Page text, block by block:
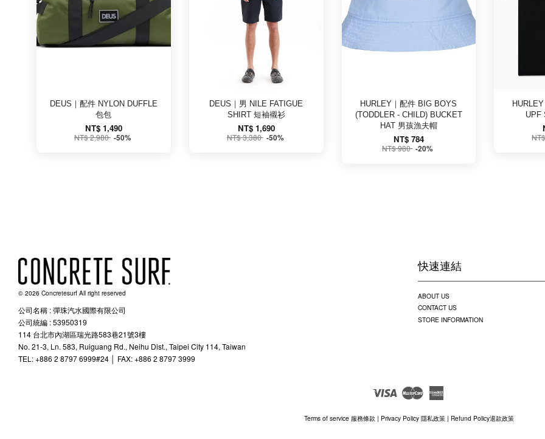
DEUS｜配件 NYLON DUFFLE
包包
NT$ 1,490
NT$ 2,980 -50%
DEUS｜男 NILE FATIGUE
SHIRT 短袖襯衫
NT$ 1,690
NT$ 3,380 -50%
HURLEY｜配件 BIG BOYS
(TODDLER - CHILD) BUCKET
HAT 男孩漁夫帽
NT$ 784
NT$ 980 -20%
UPF
© 2026 Concretesurf All right reserved
公司名稱 : 彈珠汽水國際有限公司
公司統編 : 53950319
快速連結
ABOUT US
CONTACT US
STORE INFORMATION
114 台北市內湖區瑞光路583巷21號3樓
No. 21-3, Ln. 583, Ruiguang Rd., Neihu Dist., Taipei City 114, Taiwan
TEL: +886 2 8797 6999#24 │ FAX: +886 2 8797 3999
Visa Master
Terms of service 服務條款| Privacy Policy 隱私政策| Refund Policy退款政策